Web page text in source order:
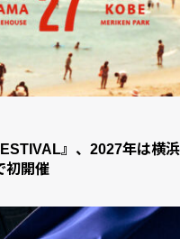
』、2027年は横
初開催